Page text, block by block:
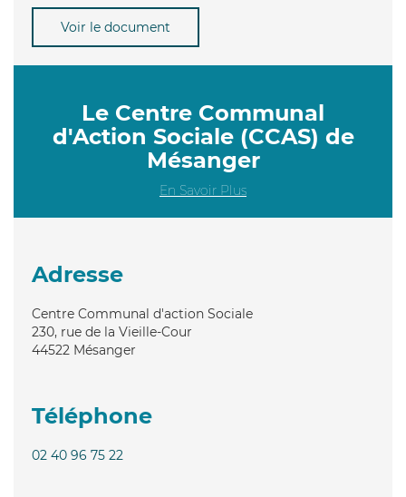
Voir le document
Le Centre Communal
d'Action Sociale (CCAS) de
Mésanger
En Savoir Plus
Adresse
Centre Communal d'action Sociale
230, rue de la Vieille-Cour
44522 Mésanger
Téléphone
02 40 96 75 22